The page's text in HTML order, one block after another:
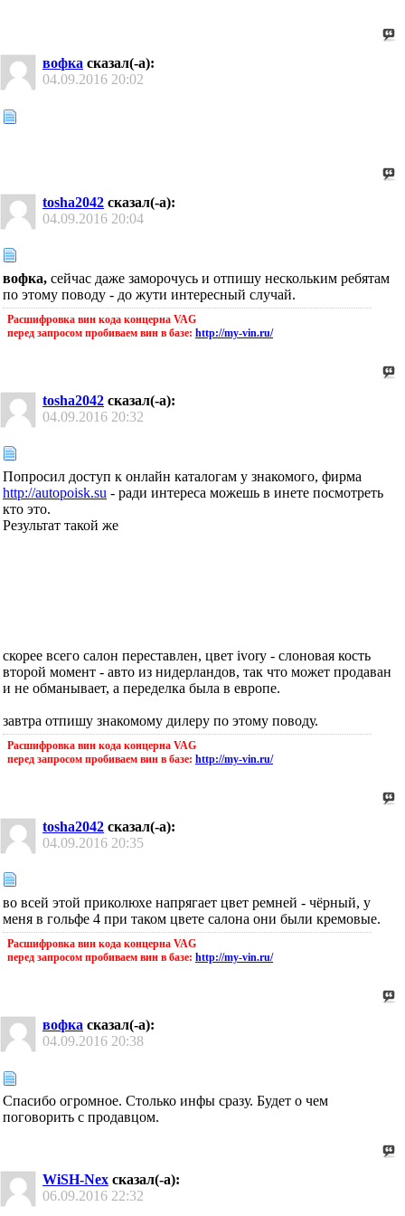
вофка сказал(-а):
04.09.2016 20:02
tosha2042 сказал(-а):
04.09.2016 20:04
вофка, сейчас даже заморочусь и отпишу нескольким ребятам
по этому поводу - до жути интересный случай.
Расшифровка вин кода концерна VAG
перед запросом пробиваем вин в базе: http://my-vin.ru/
tosha2042 сказал(-а):
04.09.2016 20:32
Попросил доступ к онлайн каталогам у знакомого, фирма
http://autopoisk.su - ради интереса можешь в инете посмотреть
кто это.
Результат такой же
скорее всего салон переставлен, цвет ivory - слоновая кость
второй момент - авто из нидерландов, так что может продаван
и не обманывает, а переделка была в европе.
завтра отпишу знакомому дилеру по этому поводу.
Расшифровка вин кода концерна VAG
перед запросом пробиваем вин в базе: http://my-vin.ru/
tosha2042 сказал(-а):
04.09.2016 20:35
во всей этой приколюхе напрягает цвет ремней - чёрный, у
меня в гольфе 4 при таком цвете салона они были кремовые.
Расшифровка вин кода концерна VAG
перед запросом пробиваем вин в базе: http://my-vin.ru/
вофка сказал(-а):
04.09.2016 20:38
Спасибо огромное. Столько инфы сразу. Будет о чем
поговорить с продавцом.
WiSH-Nex сказал(-а):
06.09.2016 22:32